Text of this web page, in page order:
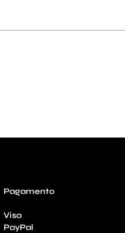
Pagamento
Visa
PayPal